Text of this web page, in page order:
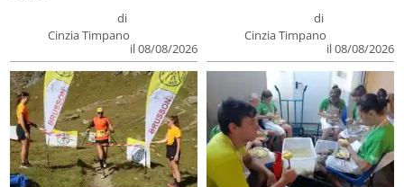
di
Cinzia Timpano
il 08/08/2026
di
Cinzia Timpano
il 08/08/2026